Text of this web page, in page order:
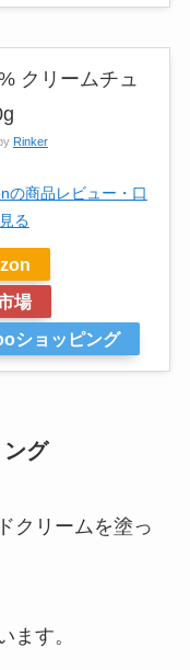
クリームチュ
Rinker
の商品レビュー・口
る
場
ショッピング
グ
クリームを塗っ
ます。